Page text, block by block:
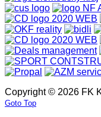
Copyright © 2026 FK
Goto Top